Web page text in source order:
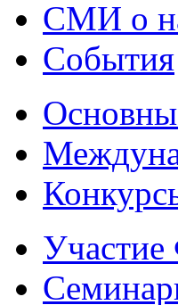
СМИ о
События